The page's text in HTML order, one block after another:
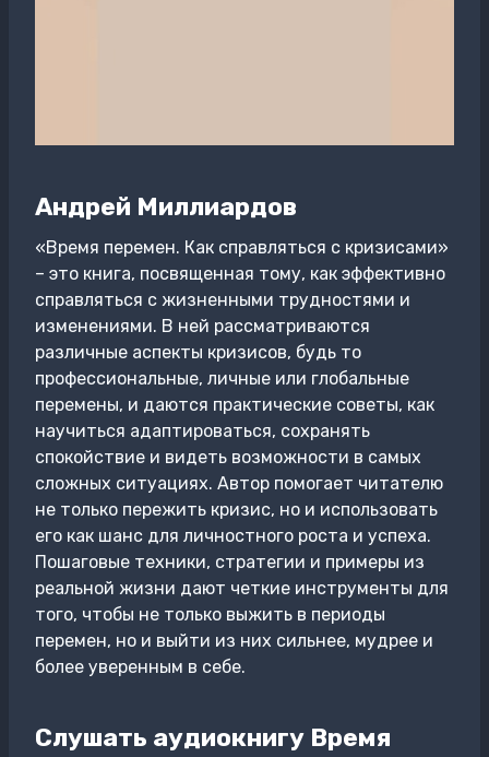
Андрей Миллиардов
«Время перемен. Как справляться с кризисами»
– это книга, посвященная тому, как эффективно
справляться с жизненными трудностями и
изменениями. В ней рассматриваются
различные аспекты кризисов, будь то
профессиональные, личные или глобальные
перемены, и даются практические советы, как
научиться адаптироваться, сохранять
спокойствие и видеть возможности в самых
сложных ситуациях. Автор помогает читателю
не только пережить кризис, но и использовать
его как шанс для личностного роста и успеха.
Пошаговые техники, стратегии и примеры из
реальной жизни дают четкие инструменты для
того, чтобы не только выжить в периоды
перемен, но и выйти из них сильнее, мудрее и
более уверенным в себе.
Слушать аудиокнигу Время